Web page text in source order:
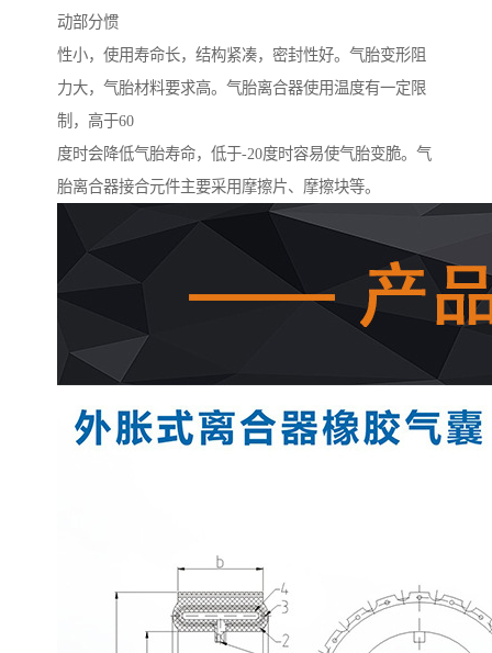
动部分惯
性小，使用寿命长，结构紧凑，密封性好。气胎变形阻
力大，气胎材料要求高。气胎离合器使用温度有一定限
制，高于60
度时会降低气胎寿命，低于-20度时容易使气胎变脆。气
胎离合器接合元件主要采用摩擦片、摩擦块等。